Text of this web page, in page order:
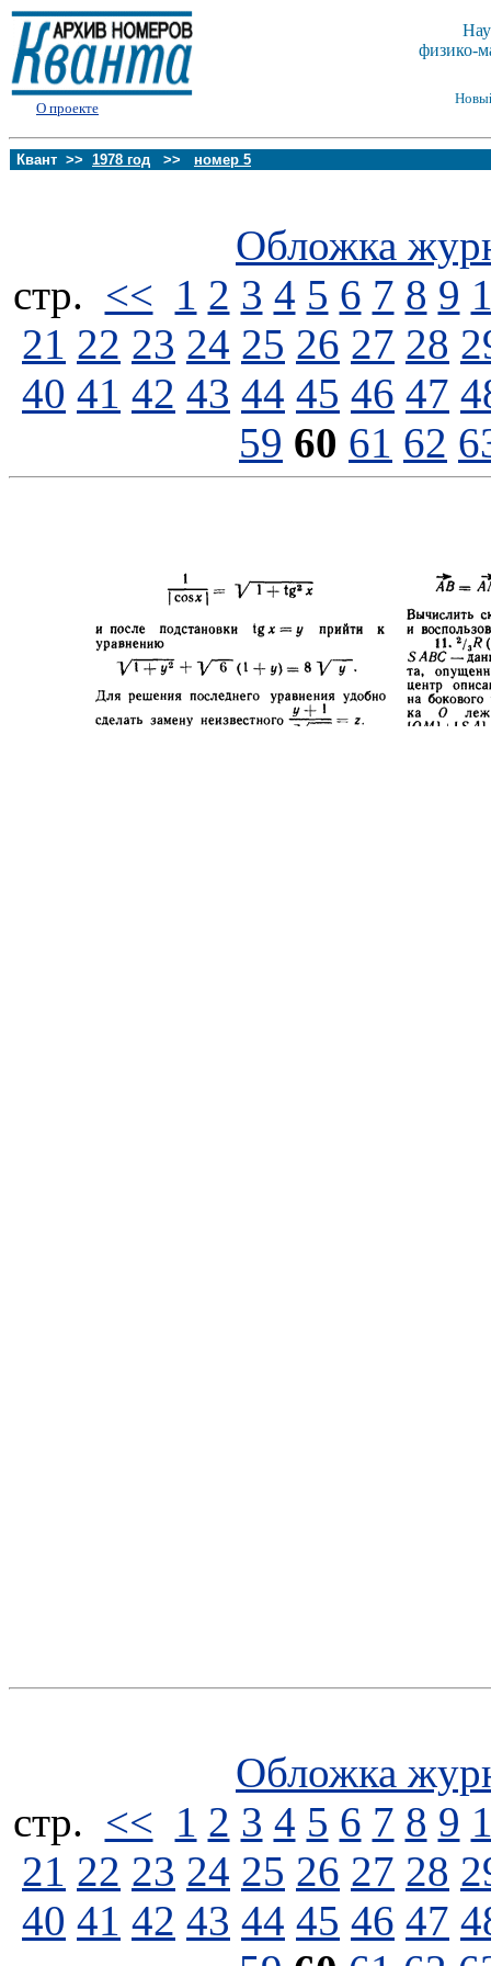
О проекте
физико-
Квант >> 1978 год >> номер 5
Обложка
стp. << 1 2 3 4 5 6 7 8 9
21 22 23 24 25 26 27 28
40 41 42 43 44 45 46 47
59 60 61 62
Обложка
стp. << 1 2 3 4 5 6 7 8 9
21 22 23 24 25 26 27 28
40 41 42 43 44 45 46 47